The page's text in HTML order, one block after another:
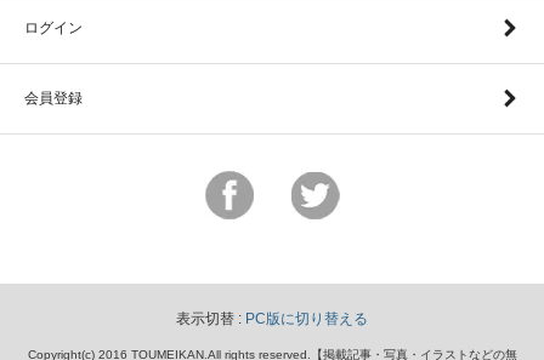
ログイン
会員登録
表示切替 : PC版に切り替える
Copyright(c) 2016 TOUMEIKAN.All rights reserved.【掲載記事・写真・イラストなどの無